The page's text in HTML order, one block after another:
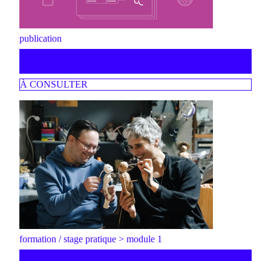
publication
À CONSULTER
formation / stage pratique > module 1